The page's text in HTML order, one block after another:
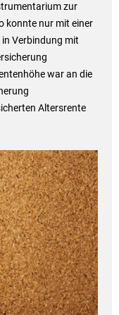
zur
konnte nur mit einer
Verbindung mit
war an die
Altersrente